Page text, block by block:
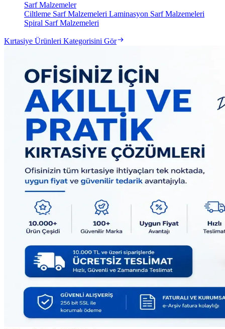
Sarf Malzemeler
Ciltleme Sarf Malzemeleri Laminasyon Sarf Malzemeleri
Spiral Sarf Malzemeleri
Kırtasiye Ürünleri Kategorisini Gör